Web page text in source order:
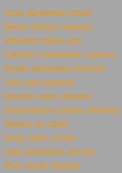
Social, administratif, emploi
Banque, finances, assurance
Immobilier, habitat, déco
Entreprise, management, commerce
Internet, informatique, high-tech
Auto, moto, transports
Industries, usines, bâtiments
Environnement, écologie, agriculture
Musique, art, culture
Sports, loisirs, voyages
Santé, alimentation, bien-être
Mode, beauté, shopping